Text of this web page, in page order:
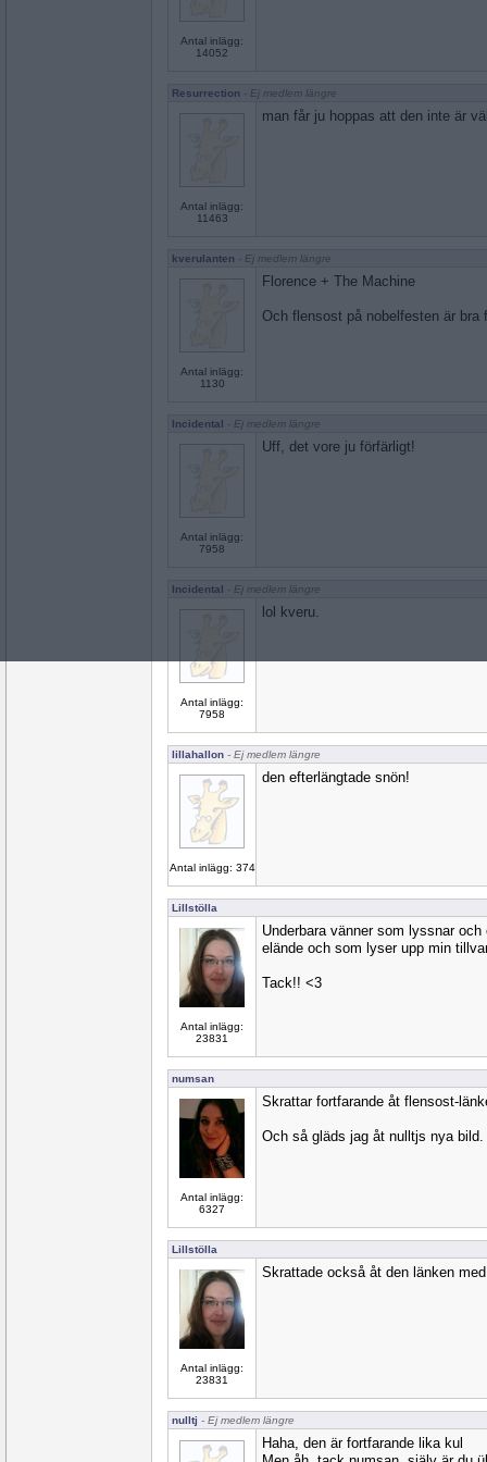
Antal inlägg:
14052
Resurrection - Ej medlem längre
Antal inlägg:
11463
man får ju hoppas att den inte är
kverulanten - Ej medlem längre
Antal inlägg:
1130
Florence + The Machine
Och flensost på nobelfesten är bra
Incidental - Ej medlem längre
Antal inlägg:
7958
Uff, det vore ju förfärligt!
Incidental - Ej medlem längre
Antal inlägg:
7958
lol kveru.
lillahallon - Ej medlem längre
Antal inlägg: 374
den efterlängtade snön!
Lillstölla
Antal inlägg:
23831
Underbara vänner som lyssnar
elände och som lyser upp min
Tack!! <3
numsan
Antal inlägg:
6327
Skrattar fortfarande åt flensost-
Och så gläds jag åt nulltjs nya
Lillstölla
Antal inlägg:
23831
Skrattade också åt den länken
nulltj - Ej medlem längre
Haha, den är fortfarande lika kul